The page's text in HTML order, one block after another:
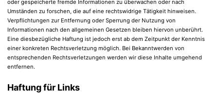
oder gespeicherte fremde Informationen zu überwachen oder nach
Umständen zu forschen, die auf eine rechtswidrige Tätigkeit hinweisen.
Verpflichtungen zur Entfernung oder Sperrung der Nutzung von
Informationen nach den allgemeinen Gesetzen bleiben hiervon unberührt.
Eine diesbezügliche Haftung ist jedoch erst ab dem Zeitpunkt der Kenntnis
einer konkreten Rechtsverletzung möglich. Bei Bekanntwerden von
entsprechenden Rechtsverletzungen werden wir diese Inhalte umgehend
entfernen.
Haftung für Links